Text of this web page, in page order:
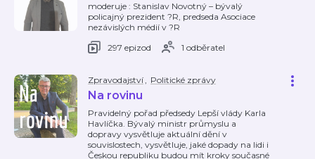
moderuje : Stanislav Novotný – bývalý
policajný prezident ?R, predseda Asociace
nezávislých médií v ?R
297 epizod
1 odběratel
Zpravodajství, Politické zprávy
Na rovinu
Pravidelný pořad předsedy Lepší vlády Karla
Havlíčka. Bývalý ministr průmyslu a
dopravy vysvětluje aktuální dění v
souvislostech, vysvětluje, jaké dopady na lidi i
Českou republiku budou mít kroky současné